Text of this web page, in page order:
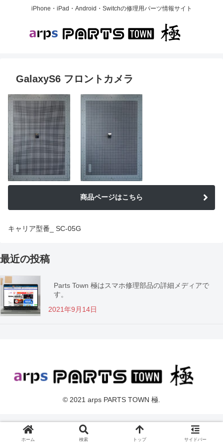
iPhone・iPad・Android・Switchの修理用パーツ情報サイト
GalaxyS6 フロントカメラ
商品ページはこちら
キャリア型番_ SC-05G
最近の投稿
Parts Town 極はスマホ修理部品の詳細メディアで
す。
2021年9月14日
© 2021 arps PARTS TOWN 極.
ホーム 検索 トップ サイドバー